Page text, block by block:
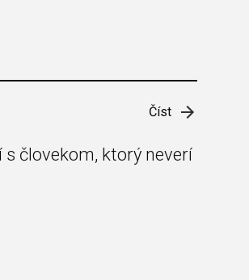
Číst
človekom, ktorý neverí